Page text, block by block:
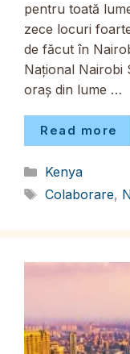
pentru toată
zece locuri
de făcut în
Național Nairobi
oraș din lume …
Read more
Categorii
Kenya
Etichete
Colaborare,